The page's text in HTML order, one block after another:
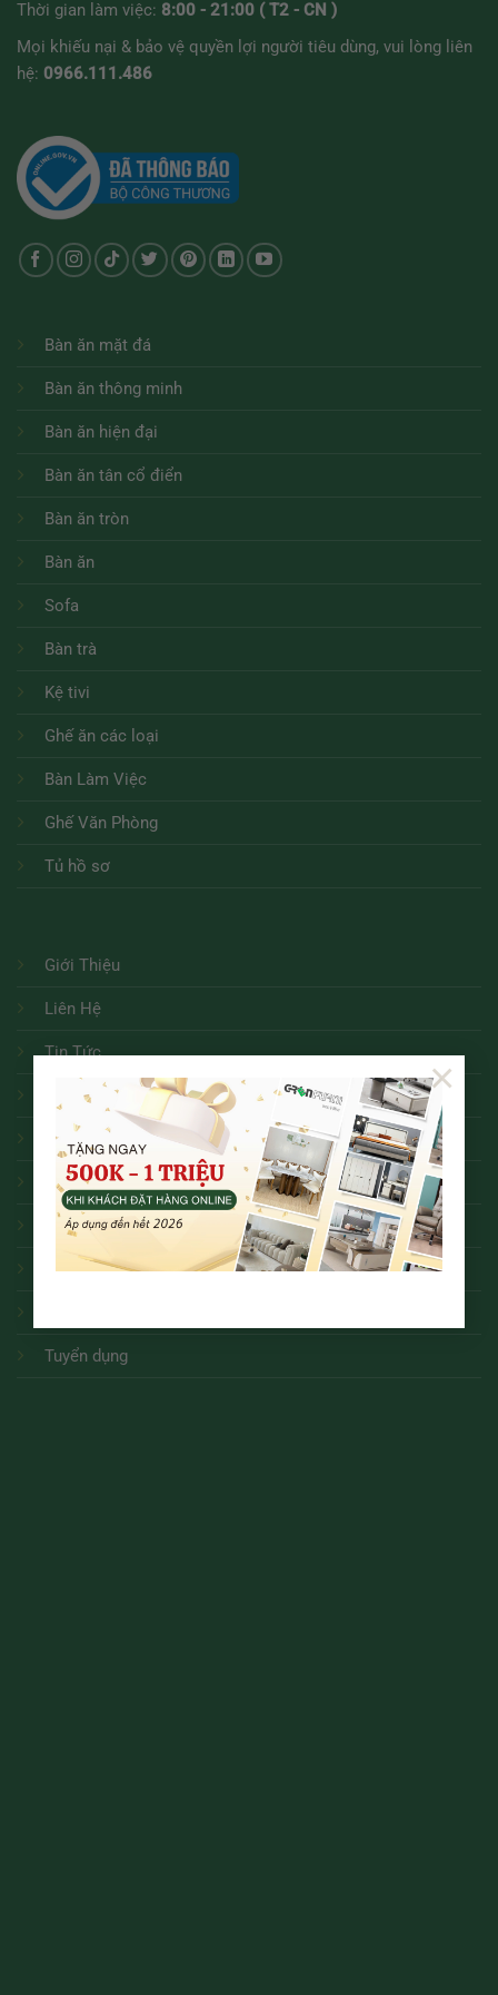
×
Thời gian làm việc: 8:00 - 21:00 ( T2 - CN )
Mọi khiếu nại & bảo vệ quyền lợi người tiêu dùng, vui lòng liên
hệ: 0966.111.486
Bàn ăn mặt đá
Bàn ăn thông minh
Bàn ăn hiện đại
Bàn ăn tân cổ điển
Bàn ăn tròn
Bàn ăn
Sofa
Bàn trà
Kệ tivi
Ghế ăn các loại
Bàn Làm Việc
Ghế Văn Phòng
Tủ hồ sơ
Giới Thiệu
Liên Hệ
Tin Tức
Chính Sách Bảo Mật
Chính Sách Đổi Trả
Chính Sách Bảo Hành
Hướng Dẫn Mua Hàng Online
Thanh Toán và Giao Nhận
Tuyển dụng